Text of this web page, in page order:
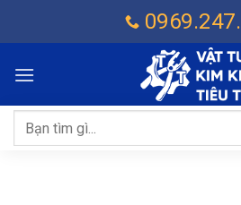
dung
Tìm
kiếm: